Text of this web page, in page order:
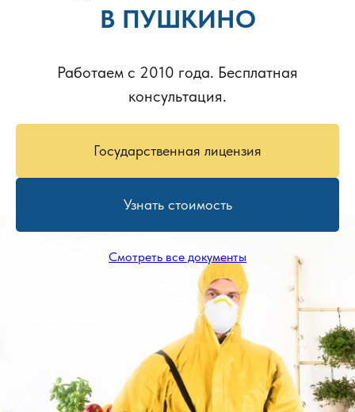
В ПУШКИНО
Работаем с 2010 года. Бесплатная
консультация.
Государственная лицензия
Узнать стоимость
Смотреть все документы